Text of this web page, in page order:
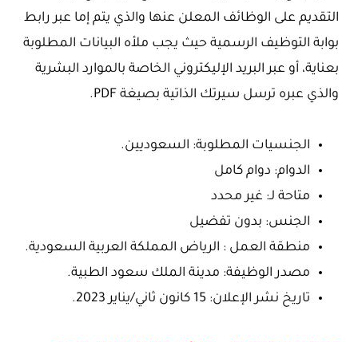
التقديم على الوظائف المعلن عنها والذي يتم إما عبر رابط
بوابة التوظيف الرسمية حيث يجب ملأه البيانات المطلوبة
بعناية، أو عبر البريد الإليكتروني الخاصة بالموارد البشرية
والذي عبره ترسل سيرتك الذاتية بصيغة PDF.
الجنسيات المطلوبة: السعوديين.
الدوام: دوام كامل
متاحة لـ: غير محدد
الجنس: بدون تفضيل
منطقة العمل : الرياض المملكة العربية السعودية.
مصدر الوظيفة: مدينة الملك سعود الطبية.
تاريخ نشر الإعلان: 15 كانون ثاني/يناير 2023.